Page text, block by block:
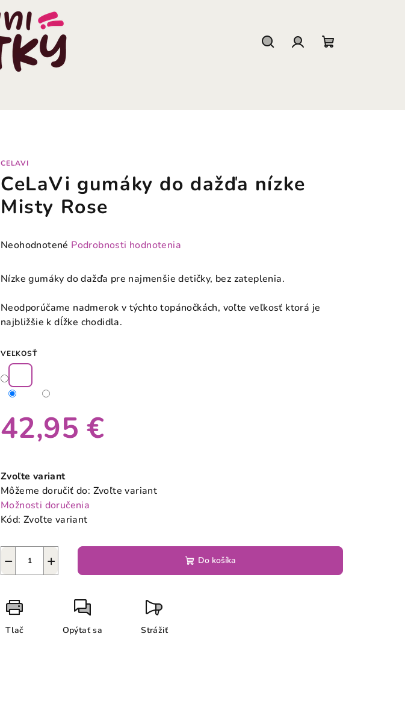
CELAVI
CeLaVi gumáky do dažďa nízke
Misty Rose
Priemerné
produktu
0,0
hviezdičiek.
Neohodnotené Podrobnosti hodnotenia
Nízke gumáky do dažďa pre najmenšie detičky, bez zateplenia.
Neodporúčame nadmerok v týchto topánočkách, voľte veľkosť ktorá je
najbližšie k dĺžke chodidla.
VEĽKOSŤ
42,95 €
cena:
Zvoľte variant
Môžeme doručiť do: Zvoľte variant
Možnosti doručenia
Kód: Zvoľte variant
+
− Do košíka
Tlač Opýtať sa Strážiť